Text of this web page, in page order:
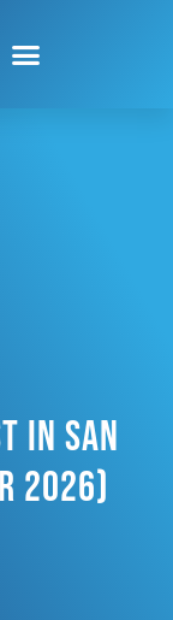
In San
2026)